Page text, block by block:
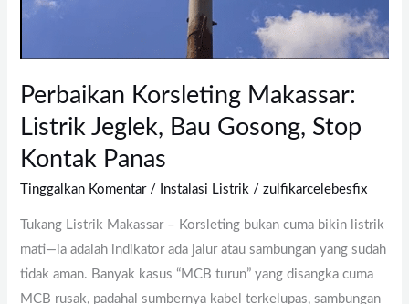
Perbaikan Korsleting Makassar:
Listrik Jeglek, Bau Gosong, Stop
Kontak Panas
Tinggalkan Komentar / Instalasi Listrik /zulfikarcelebesfix
Tukang Listrik Makassar – Korsleting bukan cuma bikin listrik
mati—ia adalah indikator ada jalur atau sambungan yang sudah
tidak aman. Banyak kasus “MCB turun” yang disangka cuma
MCB rusak, padahal sumbernya kabel terkelupas, sambungan